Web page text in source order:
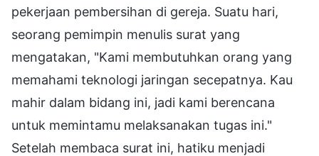
pekerjaan pembersihan di gereja. Suatu hari,
seorang pemimpin menulis surat yang
mengatakan, "Kami membutuhkan orang yang
memahami teknologi jaringan secepatnya. Kau
mahir dalam bidang ini, jadi kami berencana
untuk memintamu melaksanakan tugas ini."
Setelah membaca surat ini, hatiku menjadi